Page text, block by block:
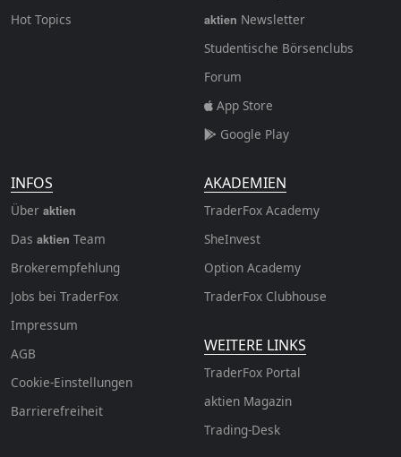
Hot Topics
aktien Newsletter
Studentische Börsenclubs
Forum
App Store
Google Play
INFOS
Über aktien
Das aktien Team
Brokerempfehlung
Jobs bei TraderFox
Impressum
AGB
Cookie-Einstellungen
Barrierefreiheit
AKADEMIEN
TraderFox Academy
SheInvest
Option Academy
TraderFox Clubhouse
WEITERE LINKS
TraderFox Portal
aktien Magazin
Trading-Desk